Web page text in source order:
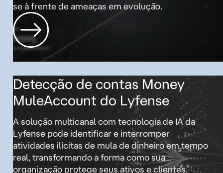
se à frente de ameaças em evolução.
Detecção de contas Money
MuleAccount do Lyfense
A solução multicanal com tecnologia de IA da
Lyfense pode identificar e interromper
atividades ilícitas de mula de dinheiro em tempo
real, transformando a forma como sua
organização protege seus ativos e clientes.